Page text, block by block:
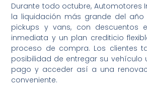
Durante todo octubre, Automotores
la liquidación más grande del año
pickups y vans, con descuentos
inmediata y un plan crediticio
proceso de compra. Los clientes
posibilidad de entregar su vehículo
pago y acceder así a una
conveniente.